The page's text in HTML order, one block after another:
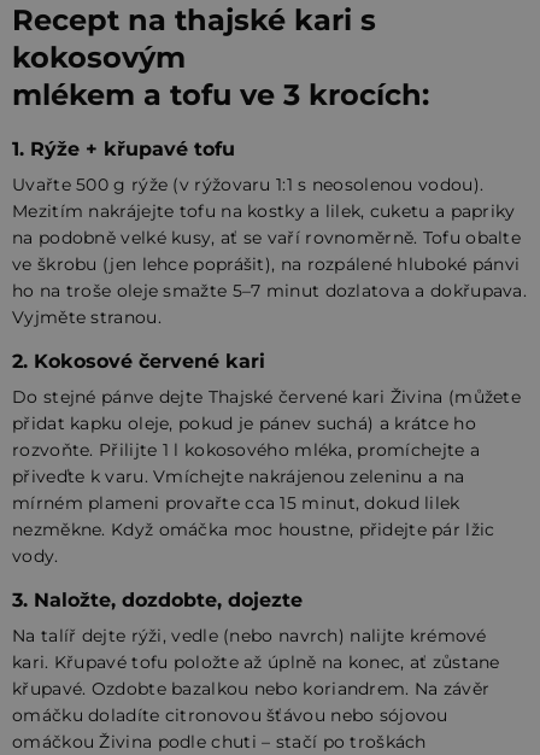
Recept na thajské kari s
kokosovým
mlékem a tofu ve 3 krocích:
1. Rýže + křupavé tofu
Uvařte 500 g rýže (v rýžovaru 1:1 s neosolenou vodou).
Mezitím nakrájejte tofu na kostky a lilek, cuketu a papriky
na podobně velké kusy, ať se vaří rovnoměrně. Tofu obalte
ve škrobu (jen lehce poprášit), na rozpálené hluboké pánvi
ho na troše oleje smažte 5–7 minut dozlatova a dokřupava.
Vyjměte stranou.
2. Kokosové červené kari
Do stejné pánve dejte Thajské červené kari Živina (můžete
přidat kapku oleje, pokud je pánev suchá) a krátce ho
rozvoňte. Přilijte 1 l kokosového mléka, promíchejte a
přiveďte k varu. Vmíchejte nakrájenou zeleninu a na
mírném plameni provařte cca 15 minut, dokud lilek
nezměkne. Když omáčka moc houstne, přidejte pár lžic
vody.
3. Naložte, dozdobte, dojezte
Na talíř dejte rýži, vedle (nebo navrch) nalijte krémové
kari. Křupavé tofu položte až úplně na konec, ať zůstane
křupavé. Ozdobte bazalkou nebo koriandrem. Na závěr
omáčku doladíte citronovou šťávou nebo sójovou
omáčkou Živina podle chuti – stačí po troškách